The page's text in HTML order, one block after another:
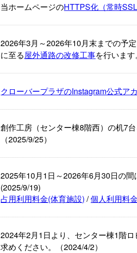
当ホームページのHTTPS化（常時SSL
2026年3月～2026年10月末までの予
に至る屋外通路の改修工事を行います
クローバープラザのInstagram公式ア
創作工房（センター棟8階西）の机7台
（2025/9/25）
2025年10月1日～2026年6月30日の間
(2025/9/19)
占用利用料金(体育施設) /個人利用料金
2024年2月1日より、センター棟1階
求めください。（2024/4/2）